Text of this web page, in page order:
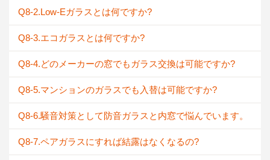
Q8-2.Low-Eガラスとは何ですか?
Q8-3.エコガラスとは何ですか?
Q8-4.どのメーカーの窓でもガラス交換は可能ですか?
Q8-5.マンションのガラスでも入替は可能ですか?
Q8-6.騒音対策として防音ガラスと内窓で悩んでいます。
Q8-7.ペアガラスにすれば結露はなくなるの?